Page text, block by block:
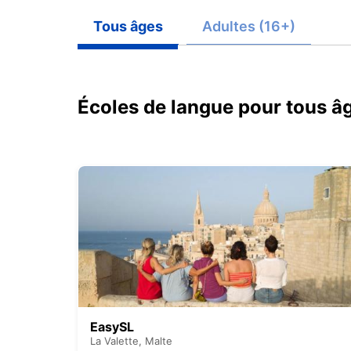
Tous âges Adultes (16+)
Écoles de langue pour tous
EasySL
La Valette, Malte